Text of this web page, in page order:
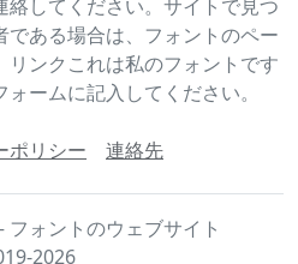
絡してください。サイトで見つ
ある場合は、フォントのペー
リンクこれは私のフォントです
ームに記入してください。
ポリシー 連絡先
ォントのウェブサイト
2026